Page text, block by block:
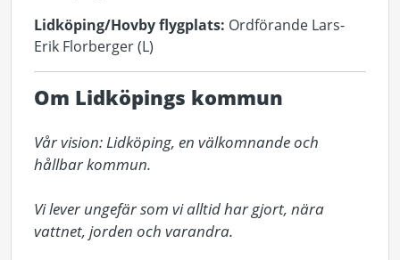
Lidköping/Hovby flygplats: Ordförande Lars-
Erik Florberger (L)
Om Lidköpings kommun
Vår vision: Lidköping, en välkomnande och
hållbar kommun.
Vi lever ungefär som vi alltid har gjort, nära
vattnet, jorden och varandra.